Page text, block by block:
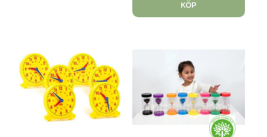
KÖP